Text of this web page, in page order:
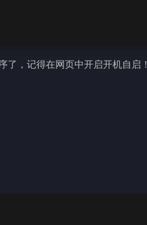
，记得在网页中开启开机自启！